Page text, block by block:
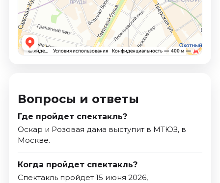
Вопросы и ответы
Где пройдет спектакль?
Оскар и Розовая дама выступит в МТЮЗ, в
Москве.
Когда пройдет спектакль?
Спектакль пройдет 15 июня 2026,